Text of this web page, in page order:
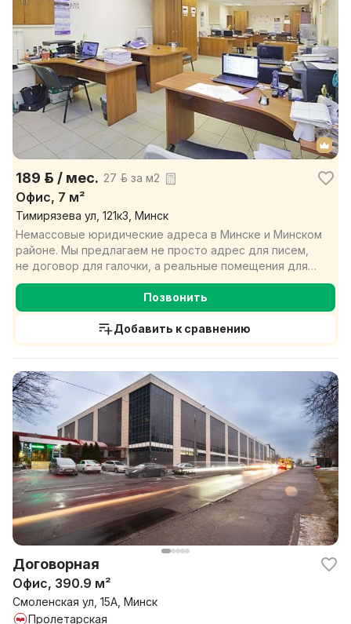
189 р. / мес. 27 р. за м2
Офис, 7 м²
Тимирязева ул, 121к3, Минск
Немассовые юридические адреса в Минске и Минском
районе. Мы предлагаем не просто адрес для писем,
не договор для галочки, а реальные помещения для
под...
Позвонить
Добавить к сравнению
Договорная
Офис, 390.9 м²
Смоленская ул, 15А, Минск
Пролетарская